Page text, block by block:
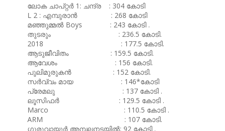
ലോക ചാപ്റ്റർ 1: ചന്ദ്ര : 304 കോടി
L 2 : എമ്പുരാൻ : 268 കോടി
മഞ്ഞുമ്മൽ Boys : 243 കോടി .
തുടരും : 236.5 കോടി.
2018 : 177.5 കോടി.
ആടുജീവിതം : 159.5 കോടി.
ആവേശം : 156 കോടി.
പുലിമുരുകൻ : 152 കോടി.
സർവ്വം മായ : 146*കോടി
പ്രേമലു : 137 കോടി .
ലൂസിഫർ : 129.5 കോടി .
Marco : 110.5 കോടി .
ARM : 107 കോടി.
ഗുരുവായൂർ അമ്പലനടയിൽ: 92 കോടി .